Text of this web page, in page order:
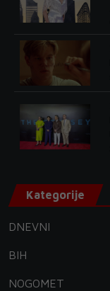
Kategorije
DNEVNI
BIH
NOGOMET